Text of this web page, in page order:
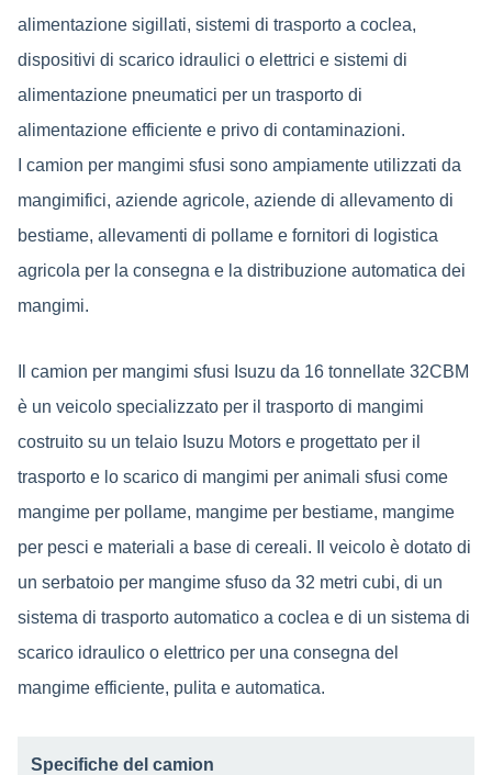
alimentazione sigillati, sistemi di trasporto a coclea,
dispositivi di scarico idraulici o elettrici e sistemi di
alimentazione pneumatici per un trasporto di
alimentazione efficiente e privo di contaminazioni.
I camion per mangimi sfusi sono ampiamente utilizzati da
mangimifici, aziende agricole, aziende di allevamento di
bestiame, allevamenti di pollame e fornitori di logistica
agricola per la consegna e la distribuzione automatica dei
mangimi.
Il camion per mangimi sfusi Isuzu da 16 tonnellate 32CBM
è un veicolo specializzato per il trasporto di mangimi
costruito su un telaio Isuzu Motors e progettato per il
trasporto e lo scarico di mangimi per animali sfusi come
mangime per pollame, mangime per bestiame, mangime
per pesci e materiali a base di cereali. Il veicolo è dotato di
un serbatoio per mangime sfuso da 32 metri cubi, di un
sistema di trasporto automatico a coclea e di un sistema di
scarico idraulico o elettrico per una consegna del
mangime efficiente, pulita e automatica.
Specifiche del camion